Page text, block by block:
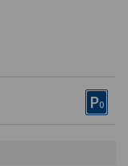
P0